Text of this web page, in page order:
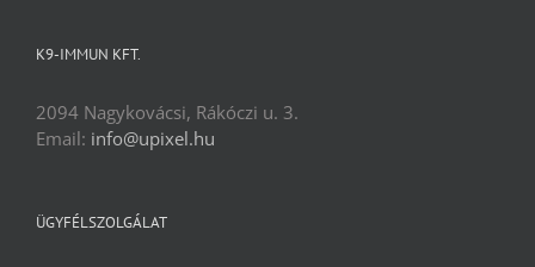
K9-IMMUN KFT.
2094 Nagykovácsi, Rákóczi u. 3.
Email: info@upixel.hu
ÜGYFÉLSZOLGÁLAT